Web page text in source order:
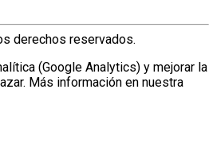
derechos reservados.
(Google Analytics) y mejorar la
Más información en nuestra